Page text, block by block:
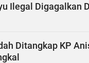
Ilegal Digagalkan
Ditangkap KP